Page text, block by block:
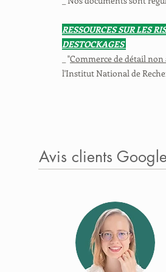
RESSOURCES SUR LES
DESTOCKAGES
_ "Commerce de détail
l'Institut National de
Avis clients